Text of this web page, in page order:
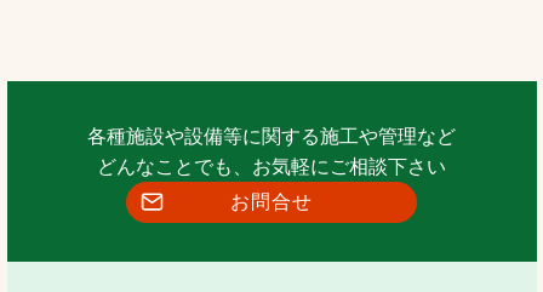
各種施設や設備等に関する施工や管理など
どんなことでも、お気軽にご相談下さい
お問合せ